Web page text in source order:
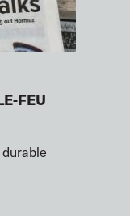
FEU